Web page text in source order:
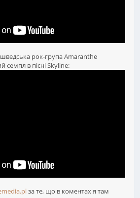
рок-група Amaranthe
семпл в пісні Skyline:
за те, що в коментах я там